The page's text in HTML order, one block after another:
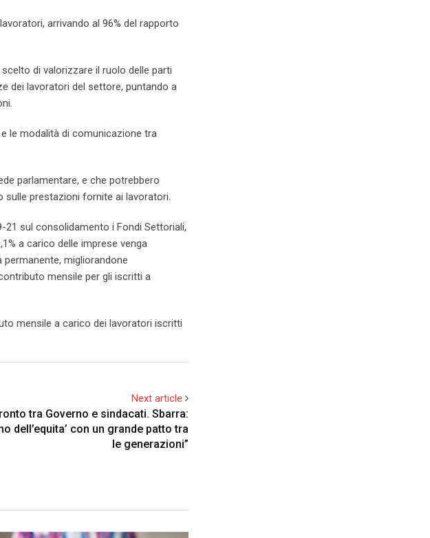
arrivando al 96% del rapporto
di valorizzare il ruolo delle parti
dei lavoratori del settore, puntando a
le modalità di comunicazione tra
parlamentare, e che potrebbero
sulle prestazioni fornite ai lavoratori.
sul consolidamento i Fondi Settoriali,
a carico delle imprese venga
permanente, migliorandone
mensile per gli iscritti a
mensile a carico dei lavoratori iscritti
Next article
tra Governo e sindacati. Sbarra:
dell’equita’ con un grande patto tra
le generazioni”